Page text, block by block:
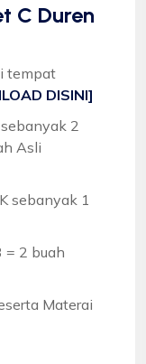
C Duren
tempat
DISINI]
2
Asli
sebanyak 1
= 2 buah
Materai